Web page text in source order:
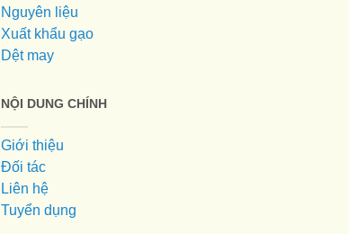
Nguyên liệu
Xuất khẩu gạo
Dệt may
NỘI DUNG CHÍNH
Giới thiệu
Đối tác
Liên hệ
Tuyển dụng